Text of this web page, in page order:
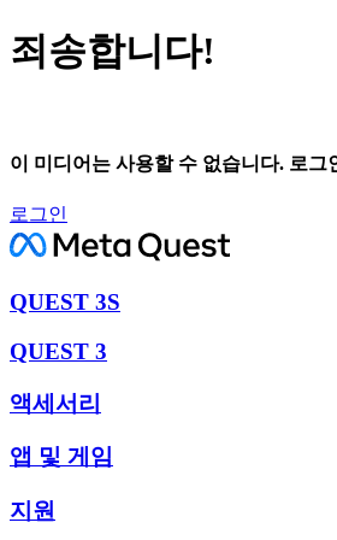
죄송합니다!
이 미디어는 사용할 수 없습니다. 로
로그인
QUEST 3S
QUEST 3
액세서리
앱 및 게임
지원